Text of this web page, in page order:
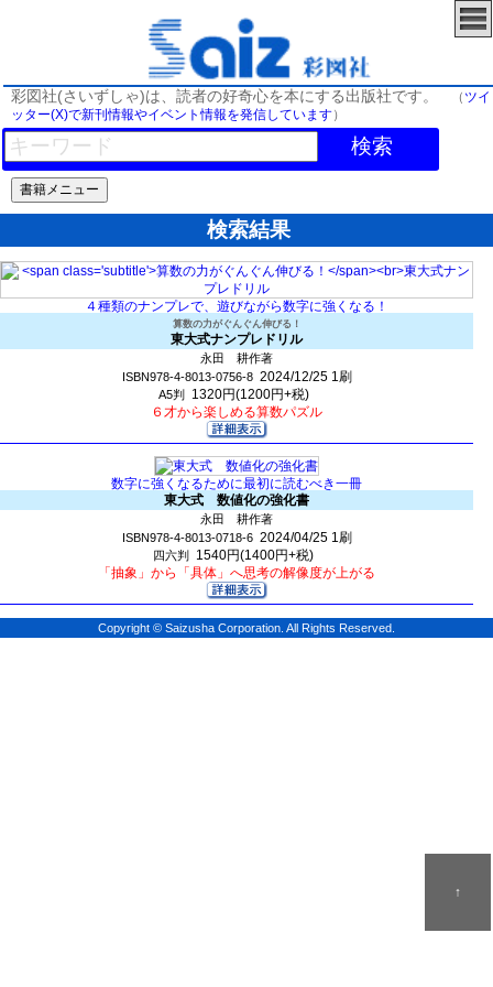
彩図社(さいずしゃ)は、読者の好奇心を本にする出版社です。 （ ツイ
ッター(X)で新刊情報やイベント情報を発信しています）
検索
検索結果
４種類のナンプレで、遊びながら数字に強くなる！
算数の力がぐんぐん伸びる！
東大式ナンプレドリル
永田 耕作著
ISBN978-4-8013-0756-8 2024/12/25 1刷
A5判
1320円(1200円+税)
６才から楽しめる算数パズル
数字に強くなるために最初に読むべき一冊
東大式 数値化の強化書
永田 耕作著
ISBN978-4-8013-0718-6 2024/04/25 1刷
四六判
1540円(1400円+税)
「抽象」から「具体」へ思考の解像度が上がる
↑
Copyright © Saizusha Corporation. All Rights Reserved.